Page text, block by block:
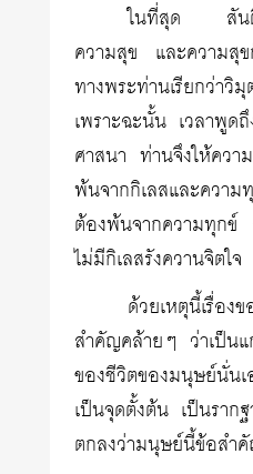
ในที่สุด สันติ
ความสุข และความสุ
ทางพระท่านเรียกว่
เพราะฉะนั้น เวลาพูด
ศาสนา ท่านจึงให้ควา
พ้นจากกิเลสและคว
ต้องพ้นจากความทุกข์
ไม่มีกิเลสรังควานจิตใจ
ด้วยเหตุนี้เรื่อง
สำคัญคล้ายๆ ว่าเป็นแ
ของชีวิตของมนุษย์นั่
เป็นจุดตั้งต้น เป็นราก
ตกลงว่ามนุษย์นี้ข้อสำ